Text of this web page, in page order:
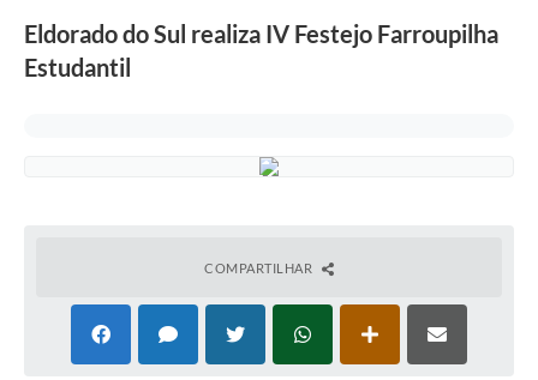
Eldorado do Sul realiza IV Festejo Farroupilha
Estudantil
COMPARTILHAR